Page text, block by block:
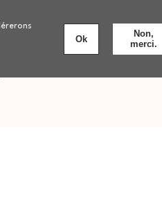
Ok
Non,
merci.
8